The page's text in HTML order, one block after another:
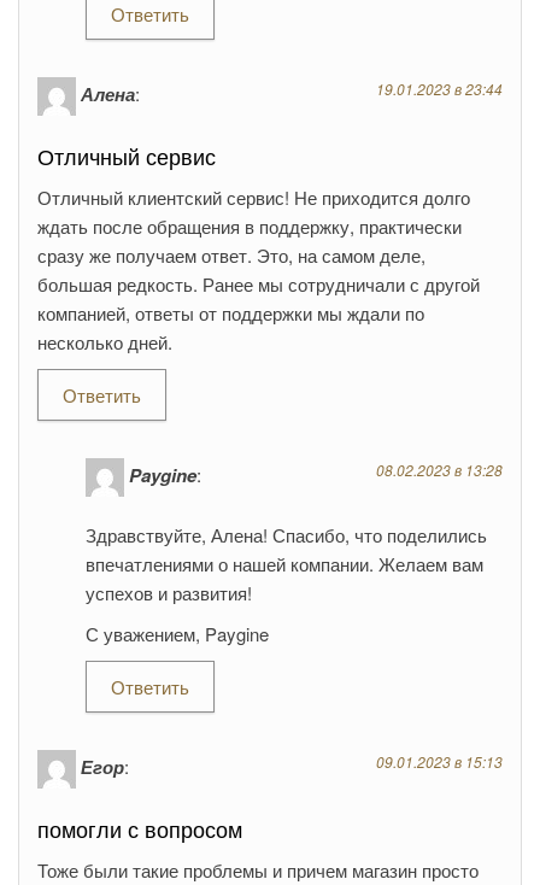
Ответить
Алена: 19.01.2023 в 23:44
Отличный сервис
Отличный клиентский сервис! Не приходится долго
ждать после обращения в поддержку, практически
сразу же получаем ответ. Это, на самом деле,
большая редкость. Ранее мы сотрудничали с другой
компанией, ответы от поддержки мы ждали по
несколько дней.
Ответить
Paygine: 08.02.2023 в 13:28
Здравствуйте, Алена! Спасибо, что поделились
впечатлениями о нашей компании. Желаем вам
успехов и развития!
С уважением, Paygine
Ответить
Егор: 09.01.2023 в 15:13
помогли с вопросом
Тоже были такие проблемы и причем магазин просто